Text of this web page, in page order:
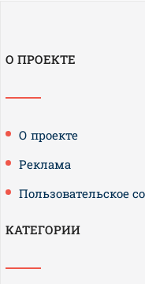
О ПРОЕКТЕ
О проекте
Реклама
Пользовательское
КАТЕГОРИИ